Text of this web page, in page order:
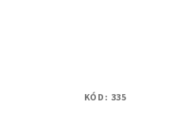
KÓD: 335